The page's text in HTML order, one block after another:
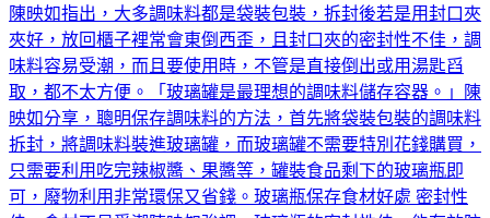
陳映如指出，大多調味料都是袋裝包裝，拆封後若是用封口夾
夾好，放回櫃子裡常會東倒西歪，且封口夾的密封性不佳，調
味料容易受潮，而且要使用時，不管是直接倒出或用湯匙舀
取，都不太方便。「玻璃罐是最理想的調味料儲存容器。」陳
映如分享，聰明保存調味料的方法，首先將袋裝包裝的調味料
拆封，將調味料裝進玻璃罐，而玻璃罐不需要特別花錢購買，
只需要利用吃完辣椒醬、果醬等，罐裝食品剩下的玻璃瓶即
可，廢物利用非常環保又省錢。玻璃瓶保存食材好處 密封性